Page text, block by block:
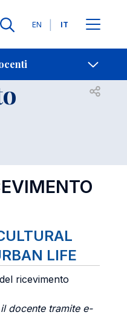
Lingue
EN IT
Open
LIFE
ricevimento
docente tramite e-